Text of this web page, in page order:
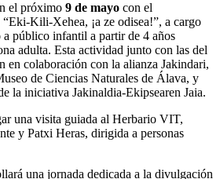
el próximo 9 de mayo con el
“Eki-Kili-Xehea, ¡a ze odisea!”, a cargo
público infantil a partir de 4 años
adulta. Esta actividad junto con las del
en colaboración con la alianza Jakindari,
de Ciencias Naturales de Álava, y
la iniciativa Jakinaldia-Ekipsearen Jaia.
una visita guiada al Herbario VIT,
y Patxi Heras, dirigida a personas
una jornada dedicada a la divulgación